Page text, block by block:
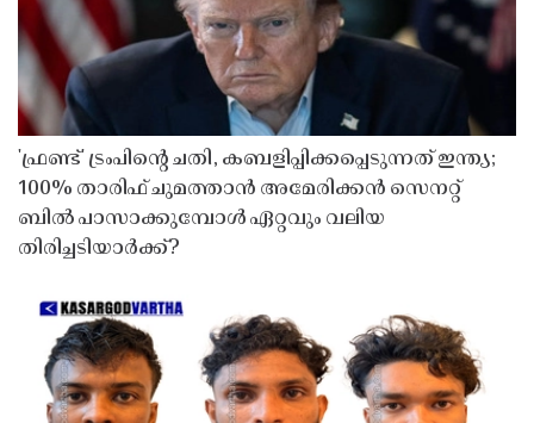
'ഫ്രണ്ട്' ട്രംപിന്റെ ചതി, കബളിപ്പിക്കപ്പെടുന്നത് ഇന്ത്യ;
100% താരിഫ് ചുമത്താൻ അമേരിക്കൻ സെനറ്റ്
ബിൽ പാസാക്കുമ്പോൾ ഏറ്റവും വലിയ
തിരിച്ചടിയാർക്ക്?